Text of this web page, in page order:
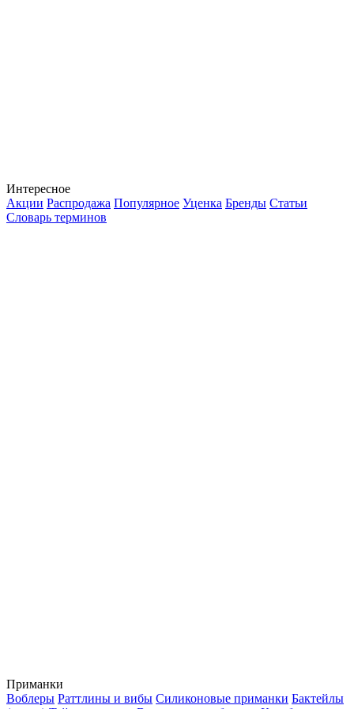
Интересное
Акции Распродажа Популярное Уценка Бренды Статьи
Словарь терминов
Приманки
Воблеры Раттлины и вибы Силиконовые приманки Бактейлы